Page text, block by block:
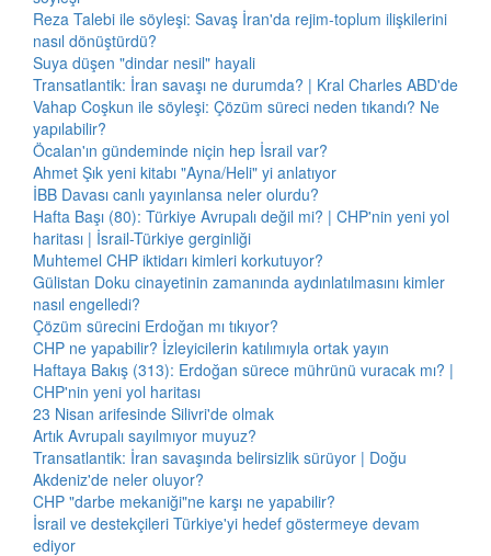
Reza Talebi ile söyleşi: Savaş İran'da rejim-toplum ilişkilerini
nasıl dönüştürdü?
Suya düşen "dindar nesil" hayali
Transatlantik: İran savaşı ne durumda? | Kral Charles ABD'de
Vahap Coşkun ile söyleşi: Çözüm süreci neden tıkandı? Ne
yapılabilir?
Öcalan'ın gündeminde niçin hep İsrail var?
Ahmet Şık yeni kitabı "Ayna/Heli" yi anlatıyor
İBB Davası canlı yayınlansa neler olurdu?
Hafta Başı (80): Türkiye Avrupalı değil mi? | CHP'nin yeni yol
haritası | İsrail-Türkiye gerginliği
Muhtemel CHP iktidarı kimleri korkutuyor?
Gülistan Doku cinayetinin zamanında aydınlatılmasını kimler
nasıl engelledi?
Çözüm sürecini Erdoğan mı tıkıyor?
CHP ne yapabilir? İzleyicilerin katılımıyla ortak yayın
Haftaya Bakış (313): Erdoğan sürece mührünü vuracak mı? |
CHP'nin yeni yol haritası
23 Nisan arifesinde Silivri'de olmak
Artık Avrupalı sayılmıyor muyuz?
Transatlantik: İran savaşında belirsizlik sürüyor | Doğu
Akdeniz'de neler oluyor?
CHP "darbe mekaniği"ne karşı ne yapabilir?
İsrail ve destekçileri Türkiye'yi hedef göstermeye devam
ediyor